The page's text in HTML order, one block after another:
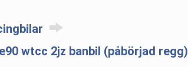
wtcc 2jz banbil (påbörjad regg)